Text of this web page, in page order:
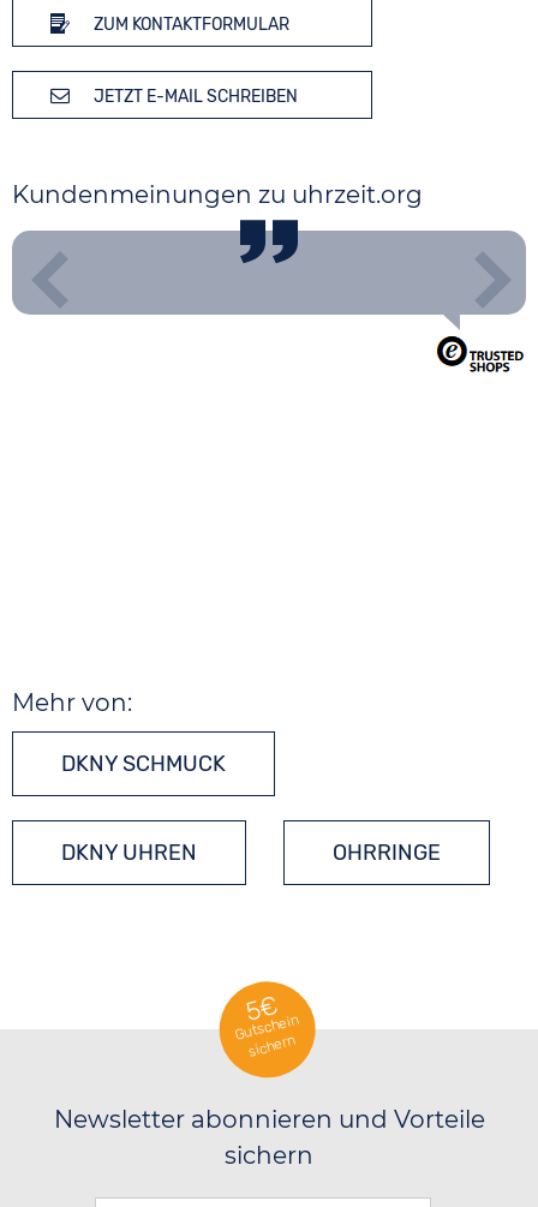
ZUM KONTAKTFORMULAR
JETZT E-MAIL SCHREIBEN
Kundenmeinungen zu uhrzeit.org
Mehr von:
DKNY SCHMUCK
DKNY UHREN OHRRINGE
5€
Gutschein
sichern
Newsletter abonnieren und Vorteile
sichern